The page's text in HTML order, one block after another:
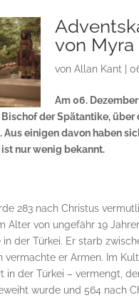
von Myra
vonAllan Kant |
Am 06.
Bischof der Spätantike,
Aus einigen davon haben
nur wenig bekannt.
283 nach Christus
Alter von ungefähr 19
der Türkei. Er starb
vermachte er Armen. Im
in der Türkei – vermengt,
wurde und 564 nach